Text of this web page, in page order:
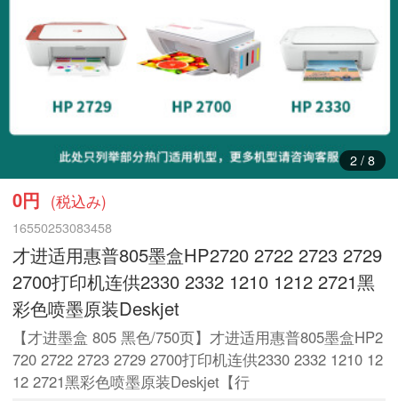
3/ 8
0円 (税込み)
16550253083458
才进适用惠普805墨盒HP2720 2722 2723 2729
2700打印机连供2330 2332 1210 1212 2721黑
彩色喷墨原装Deskjet
【才进墨盒 805 黑色/750页】才进适用惠普805墨盒HP2
720 2722 2723 2729 2700打印机连供2330 2332 1210 12
12 2721黑彩色喷墨原装Deskjet【行